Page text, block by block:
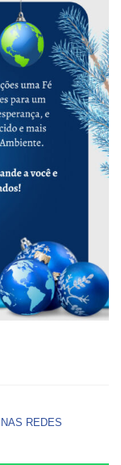
REDES